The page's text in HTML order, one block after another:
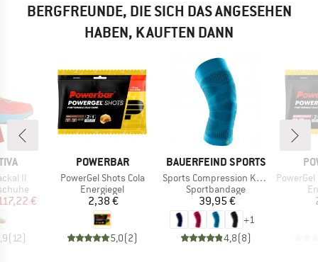
BERGFREUNDE, DIE SICH DAS ANGESEHEN
HABEN, KAUFTEN DANN
II
Preis
€
(12)
MARKE
POWERBAR
Artikel
PowerGel Shots Cola
Produktgruppe
Energiegel
Preis
2,38 €
5,0(2)
MARKE
BAUERFEIND SPORTS
Artikel
Sports Compression Knee Support
Produktgruppe
Sportbandage
Preis
39,95 €
+1
4,8(8)
Artikel
PowerGel